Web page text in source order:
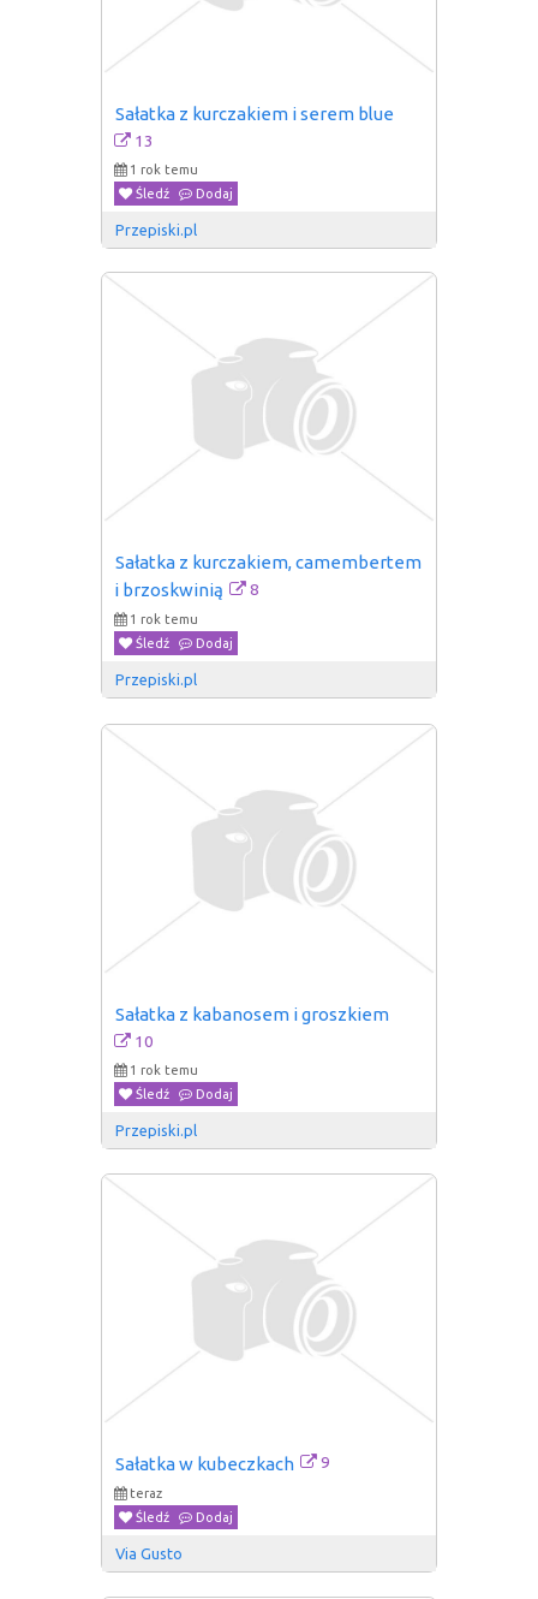
Sałatka z kurczakiem i serem blue
13
1 rok temu
Śledź
Dodaj
Przepiski.pl
Sałatka z kurczakiem, camembertem
i brzoskwinią
8
1 rok temu
Śledź
Dodaj
Przepiski.pl
Sałatka z kabanosem i groszkiem
10
1 rok temu
Śledź
Dodaj
Przepiski.pl
Sałatka w kubeczkach 9
teraz
Śledź
Dodaj
Via Gusto